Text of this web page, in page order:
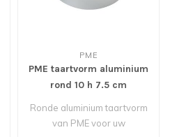
PME
PME taartvorm aluminium
rond 10 h 7.5 cm
Ronde aluminium taartvorm
van PME voor uw